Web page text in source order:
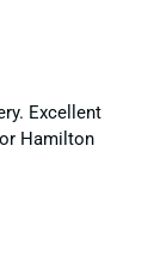
Excellent
Hamilton